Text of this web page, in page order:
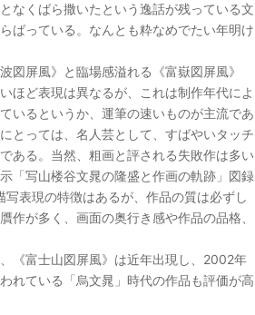
なくばら撒いたという逸話が残っている文
ばっている。なんとも粋なめでたい年明け
屏風》と臨場感溢れる《富嶽図屏風》
ほど表現は異なるが、これは制作年代によ
いるというか、運筆の速いものが主流であ
とっては、名人芸として、すばやいタッチ
ある。当然、粗画と評される失敗作は多い
「写山楼谷文晁の隆盛と作画の軌跡」図録
表現の特徴はあるが、作品の質は必ずし
作が多く、画面の奥行き感や作品の品格、
《富士山図屏風》は近年出現し、2002年
れている「烏文晁」時代の作品も評価が高